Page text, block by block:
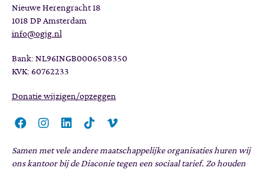
Nieuwe Herengracht 18
1018 DP Amsterdam
info@ogjg.nl
Bank: NL96INGB0006508350
KVK: 60762233
Donatie wijzigen/opzeggen
Samen met vele andere maatschappelijke organisaties huren wij
ons kantoor bij de Diaconie tegen een sociaal tarief. Zo houden